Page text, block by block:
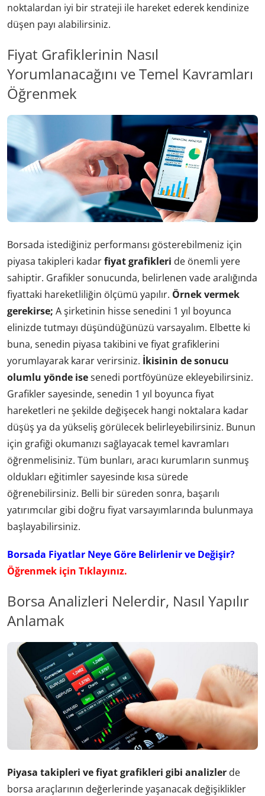
noktalardan iyi bir strateji ile hareket ederek kendinize
düşen payı alabilirsiniz.
Fiyat Grafiklerinin Nasıl
Yorumlanacağını ve Temel Kavramları
Öğrenmek
Borsada istediğiniz performansı gösterebilmeniz için
piyasa takipleri kadarfiyat grafikleri de önemli yere
sahiptir. Grafikler sonucunda, belirlenen vade aralığında
fiyattaki hareketliliğin ölçümü yapılır. Örnek vermek
gerekirse; A şirketinin hisse senedini 1 yıl boyunca
elinizde tutmayı düşündüğünüzü varsayalım. Elbette ki
buna, senedin piyasa takibini ve fiyat grafiklerini
yorumlayarak karar verirsiniz. İkisinin de sonucu
olumlu yönde isesenedi portföyünüze ekleyebilirsiniz.
Grafikler sayesinde, senedin 1 yıl boyunca fiyat
hareketleri ne şekilde değişecek hangi noktalara kadar
düşüş ya da yükseliş görülecek belirleyebilirsiniz. Bunun
için grafiği okumanızı sağlayacak temel kavramları
öğrenmelisiniz. Tüm bunları, aracı kurumların sunmuş
oldukları eğitimler sayesinde kısa sürede
öğrenebilirsiniz. Belli bir süreden sonra, başarılı
yatırımcılar gibi doğru fiyat varsayımlarında bulunmaya
başlayabilirsiniz.
Borsada Fiyatlar Neye Göre Belirlenir ve Değişir?
Öğrenmek için Tıklayınız.
Borsa Analizleri Nelerdir, Nasıl Yapılır
Anlamak
Piyasa takipleri ve fiyat grafikleri gibi analizler de
borsa araçlarının değerlerinde yaşanacak değişiklikler